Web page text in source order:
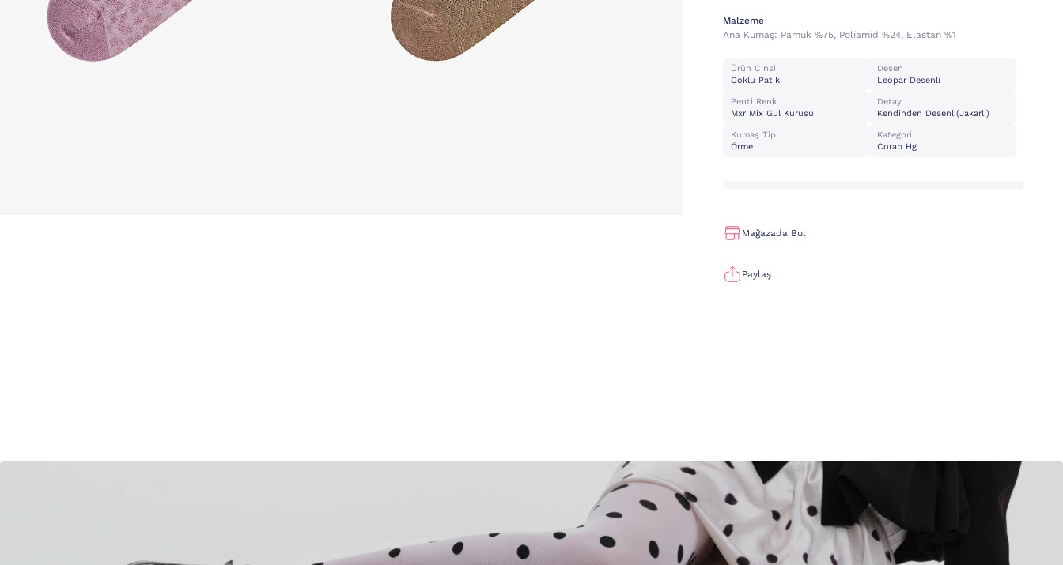
Malzeme
Ana Kumaş: Pamuk %75, Poli̇ami̇d %24, Elastan %1
Ürün Cinsi
Coklu Patik
Desen
Leopar Desenli
Penti Renk
Mxr Mix Gul Kurusu
Detay
Kendinden Desenli(jakarlı)
Kumaş Tipi
Örme
Kategori
Corap Hg
Mağazada Bul
Paylaş